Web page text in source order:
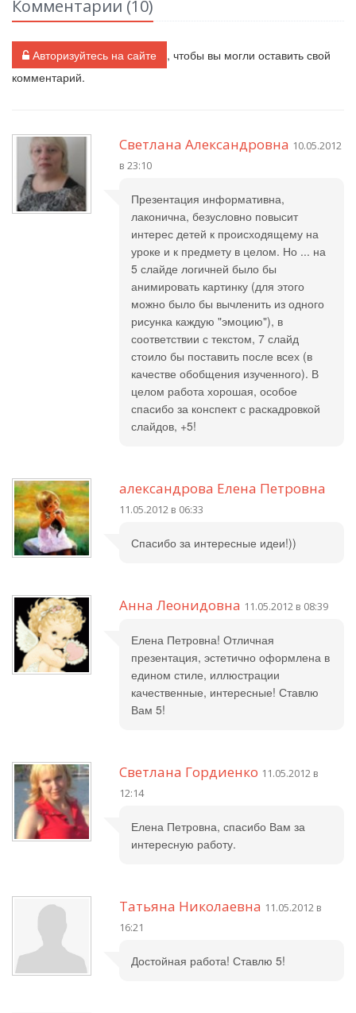
Комментарии (10)
Авторизуйтесь на сайте
, чтобы вы могли оставить свой
комментарий.
Светлана Александровна 10.05.2012
в 23:10
Презентация информативна,
лаконична, безусловно повысит
интерес детей к происходящему на
уроке и к предмету в целом. Но ... на
5 слайде логичней было бы
анимировать картинку (для этого
можно было бы вычленить из одного
рисунка каждую "эмоцию"), в
соответствии с текстом, 7 слайд
стоило бы поставить после всех (в
качестве обобщения изученного). В
целом работа хорошая, особое
спасибо за конспект с раскадровкой
слайдов, +5!
александрова Елена Петровна
11.05.2012 в 06:33
Спасибо за интересные идеи!))
Анна Леонидовна 11.05.2012 в 08:39
Елена Петровна! Отличная
презентация, эстетично оформлена в
едином стиле, иллюстрации
качественные, интересные! Ставлю
Вам 5!
Светлана Гордиенко 11.05.2012 в
12:14
Елена Петровна, спасибо Вам за
интересную работу.
Татьяна Николаевна 11.05.2012 в
16:21
Достойная работа! Ставлю 5!